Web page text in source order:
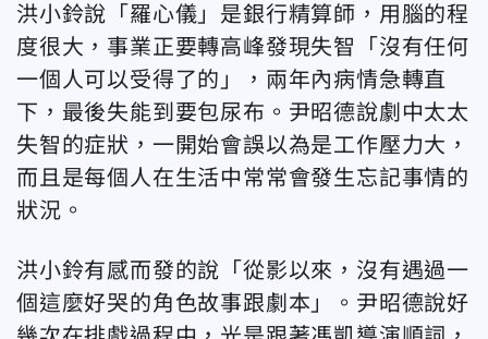
洪小鈴說「羅心儀」是銀行精算師，用腦的程
度很大，事業正要轉高峰發現失智「沒有任何
一個人可以受得了的」，兩年內病情急轉直
下，最後失能到要包尿布。尹昭德說劇中太太
失智的症狀，一開始會誤以為是工作壓力大，
而且是每個人在生活中常常會發生忘記事情的
狀況。
洪小鈴有感而發的說「從影以來，沒有遇過一
個這麼好哭的角色故事跟劇本」。尹昭德說好